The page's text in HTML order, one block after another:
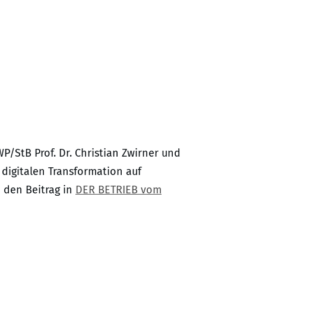
StB Prof. Dr. Christian Zwirner und
digitalen Transformation auf
Beitrag in DER BETRIEB vom